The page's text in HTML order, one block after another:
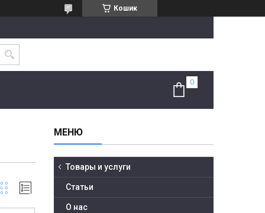
Кошик
Товары и услуги
Статьи
О нас